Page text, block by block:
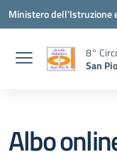
Vai ai contenuti
Vai al menu di navigazione
Vai al footer
Ministero dell'Istruzione
8°
San
Albo